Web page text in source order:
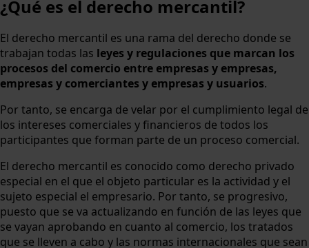
¿Qué es el derecho mercantil?
El derecho mercantil es una rama del derecho donde se
trabajan todas las leyes y regulaciones que marcan los
procesos del comercio entre empresas y empresas,
empresas y comerciantes y empresas y usuarios.
Por tanto, se encarga de velar por el cumplimiento legal de
los intereses comerciales y financieros de todos los
participantes que forman parte de un proceso comercial.
El derecho mercantil es conocido como derecho privado
especial en el que el objeto particular es la actividad y el
sujeto especial el empresario. Por tanto, se progresivo,
puesto que se va actualizando en función de las leyes que
se vayan aprobando en cuanto al comercio, los tratados
que se lleven a cabo y las normas internacionales que sean